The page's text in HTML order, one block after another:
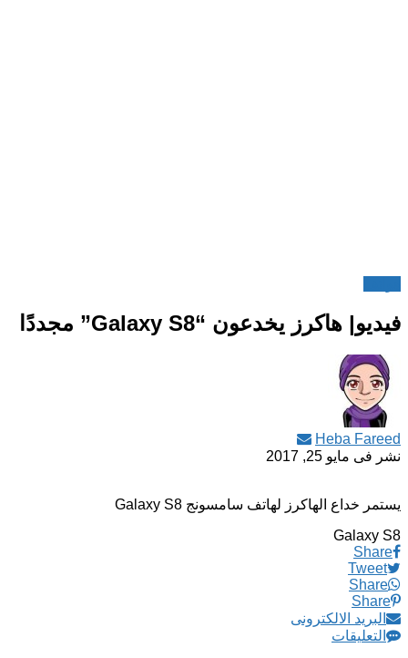
فيديو| هاكرز يخدعون “Galaxy S8” مجددًا
Heba Fareed
نشر فى مايو 25, 2017
يستمر خداع الهاكرز لهاتف سامسونج Galaxy S8
Galaxy S8
Share
Tweet
Share
Share
البريد الالكترونى
التعليقات